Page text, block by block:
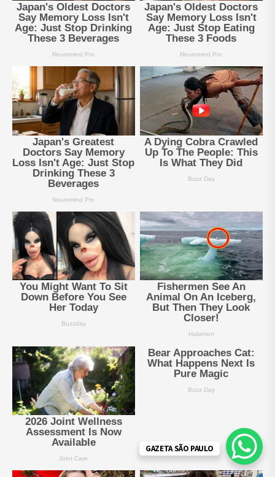
GAZETA SÃO PAULO